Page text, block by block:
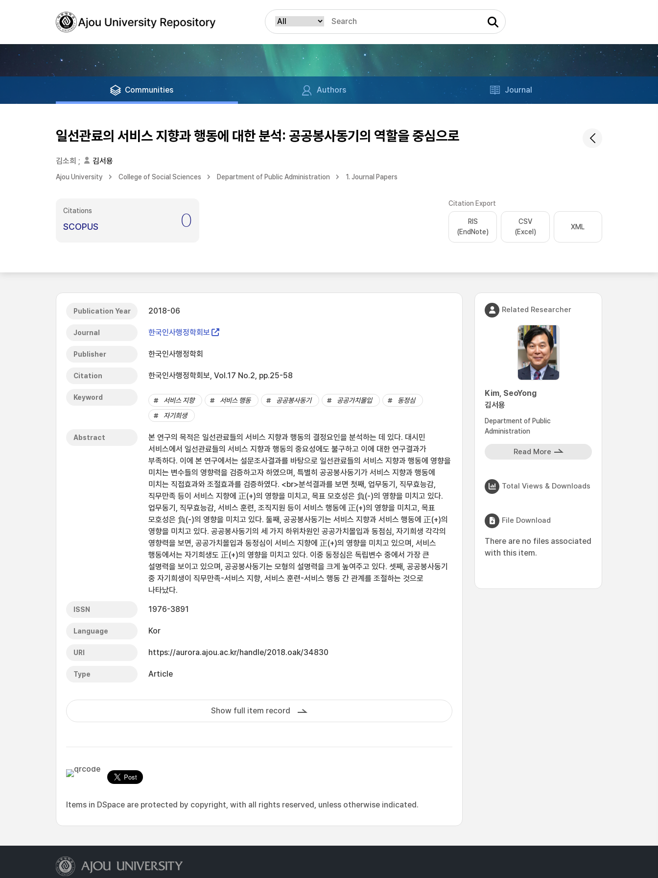
Communities Authors Journal
일선관료의 서비스 지향과 행동에 대한 분석: 공공봉사동기의 역할을 중심으로
김소희 ; 김서용
Ajou University College of Social Sciences Department of Public Administration 1. Journal Papers
Citations
SCOPUS 0
Citation Export
RIS
(EndNote)
CSV
(Excel)
XML
Publication Year 2018-06
Journal 한국인사행정학회보
Publisher 한국인사행정학회
Citation 한국인사행정학회보, Vol.17 No.2, pp.25-58
Keyword 서비스 지향 서비스 행동 공공봉사동기 공공가치몰입
동정심
자기희생
Abstract
본 연구의 목적은 일선관료들의 서비스 지향과 행동의 결정요인을 분석하는 데 있다. 대시민
서비스에서 일선관료들의 서비스 지향과 행동의 중요성에도 불구하고 이에 대한 연구결과가
부족하다. 이에 본 연구에서는 설문조사결과를 바탕으로 일선관료들의 서비스 지향과 행동에 영향을
미치는 변수들의 영향력을 검증하고자 하였으며, 특별히 공공봉사동기가 서비스 지향과 행동에
미치는 직접효과와 조절효과를 검증하였다. <br>분석결과를 보면 첫째, 업무동기, 직무효능감,
직무만족 등이 서비스 지향에 正(+)의 영향을 미치고, 목표 모호성은 負(-)의 영향을 미치고 있다.
업무동기, 직무효능감, 서비스 훈련, 조직지원 등이 서비스 행동에 正(+)의 영향을 미치고, 목표
모호성은 負(-)의 영향을 미치고 있다. 둘째, 공공봉사동기는 서비스 지향과 서비스 행동에 正(+)의
영향을 미치고 있다. 공공봉사동기의 세 가지 하위차원인 공공가치몰입과 동점심, 자기희생 각각의
영향력을 보면, 공공가치몰입과 동정심이 서비스 지향에 正(+)의 영향을 미치고 있으며, 서비스
행동에서는 자기희생도 正(+)의 영향을 미치고 있다. 이중 동정심은 독립변수 중에서 가장 큰
설명력을 보이고 있으며, 공공봉사동기는 모형의 설명력을 크게 높여주고 있다. 셋째, 공공봉사동기
중 자기희생이 직무만족-서비스 지향, 서비스 훈련-서비스 행동 간 관계를 조절하는 것으로
나타났다.
ISSN 1976-3891
Language Kor
URI https://aurora.ajou.ac.kr/handle/2018.oak/34830
Type Article
Show full item record
Items in DSpace are protected by copyright, with all rights reserved, unless otherwise indicated.
Related Researcher
Kim, SeoYong
김서용
Department of Public
Administration
Read More
Total Views & Downloads
File Download
There are no files associated
with this item.